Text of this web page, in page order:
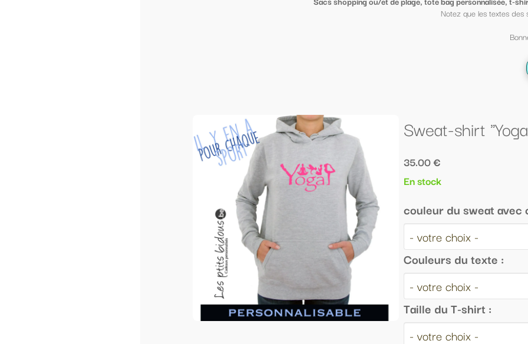
Notez que les textes des sacs peuvent être mis sur des t shirt et
Sweat-shirt "Yoga"
35.00 €
En stock
couleur du sweat avec capuche :
Couleurs du texte :
Taille du T-shirt :